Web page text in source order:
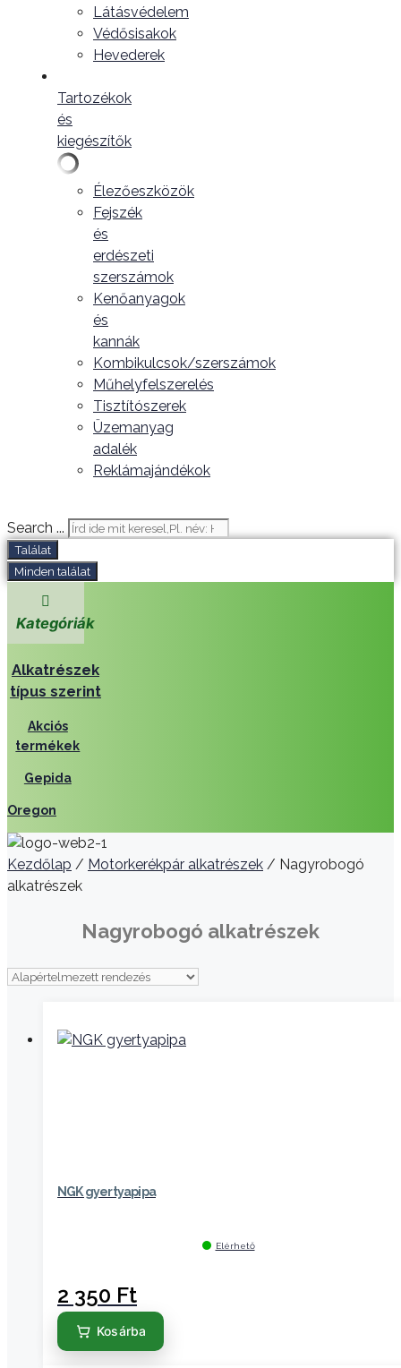
Látásvédelem
Védősisakok
Hevederek
Tartozékok
és
kiegészítők
Élezőeszközök
Fejszék
és
erdészeti
szerszámok
Kenőanyagok
és
kannák
Kombikulcsok/szerszámok
Műhelyfelszerelés
Tisztítószerek
Üzemanyag
adalék
Reklámajándékok
Search ...
Találat
Minden találat
Kategóriák
Alkatrészek
típus szerint
Akciós
termékek
Gepida
Oregon
Kezdőlap / Motorkerékpár alkatrészek / Nagyrobogó
alkatrészek
Nagyrobogó alkatrészek
NGK gyertyapipa
Elérhető
2 350 Ft
Kosárba